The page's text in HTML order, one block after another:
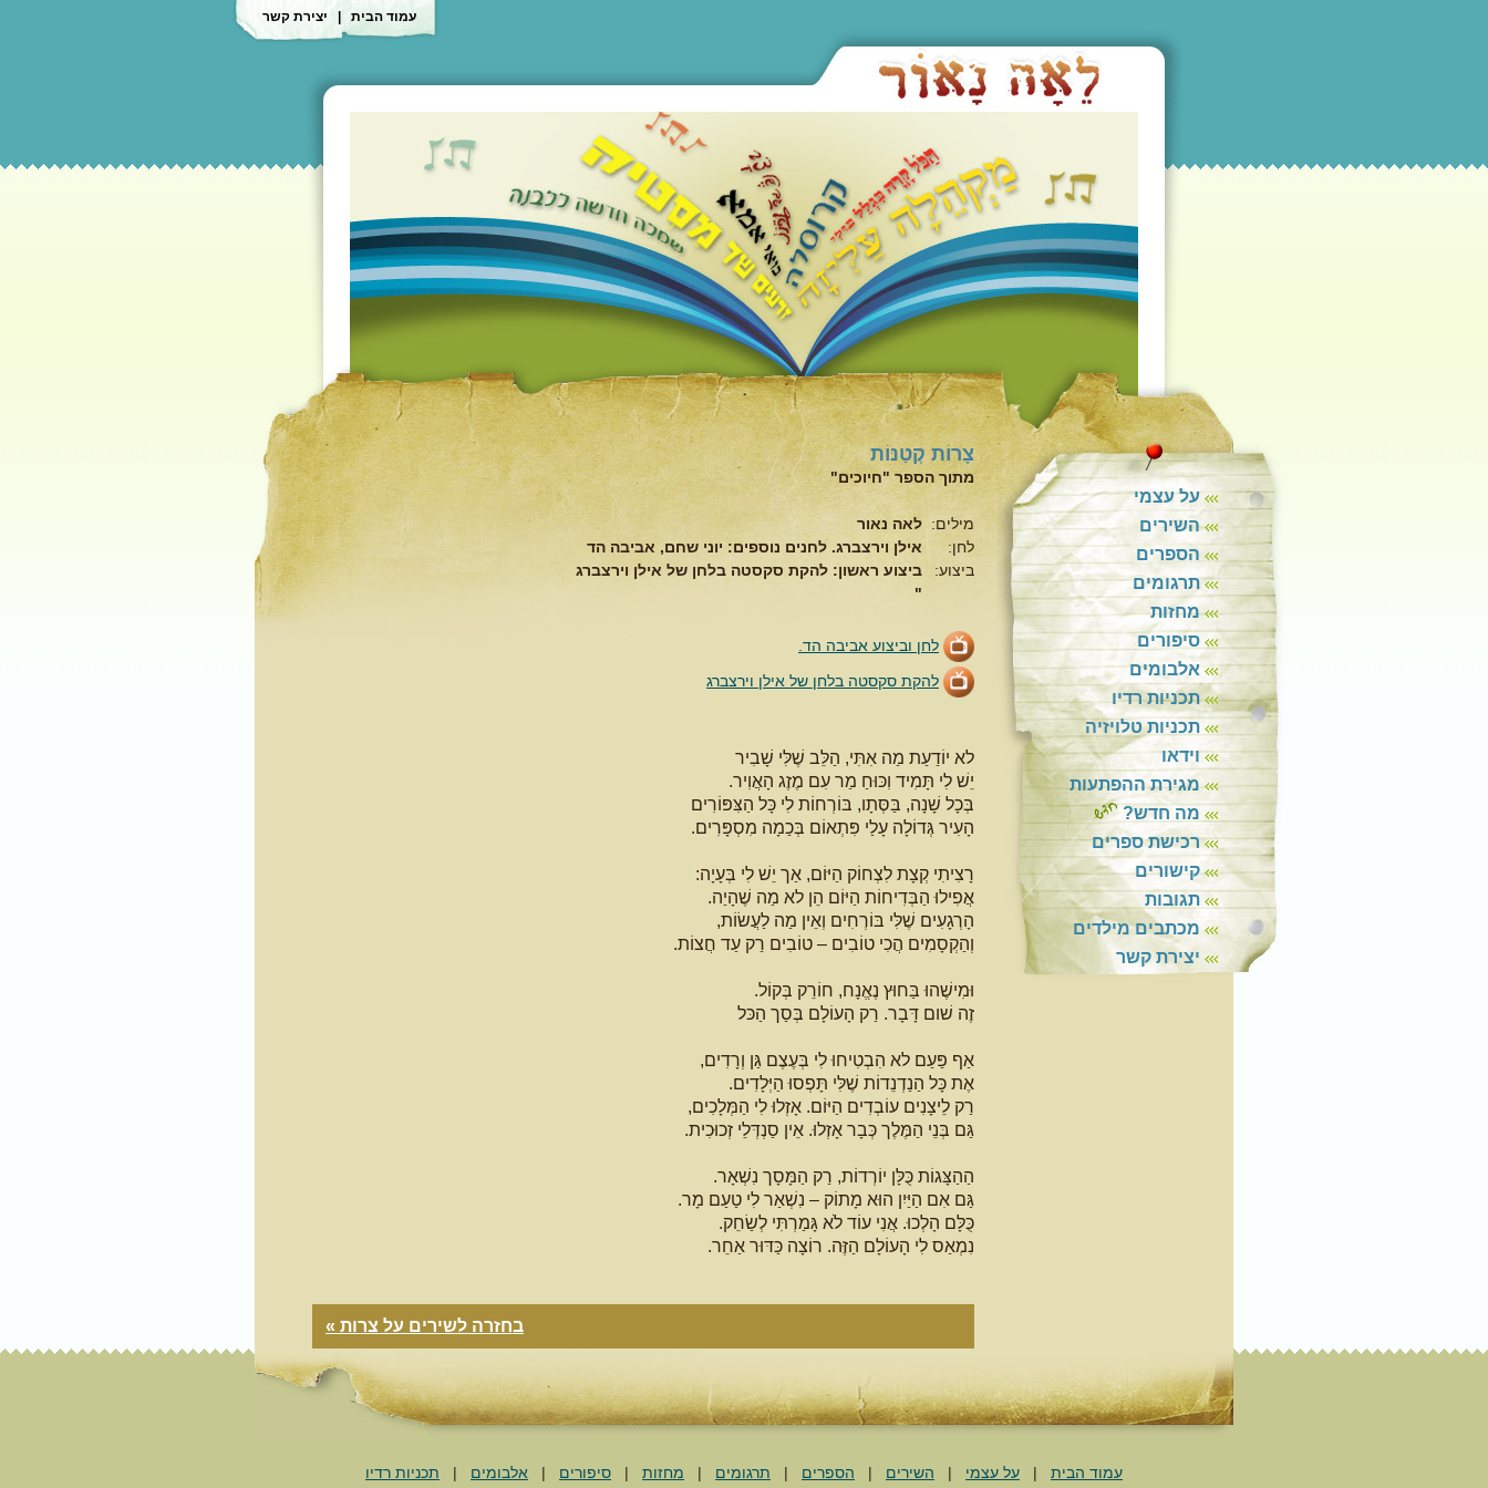
עמוד הבית יצירת קשר
על עצמי
השירים
הספרים
תרגומים
מחזות
סיפורים
אלבומים
תכניות רדיו
תכניות טלויזיה
וידאו
מגירת ההפתעות
מה חדש?
רכישת ספרים
קישורים
תגובות
מכתבים מילדים
יצירת קשר
צָרוֹת קְטַנּוֹת
מתוך הספר "חיוכים"
מילים: לאה נאור
לחן:
אילן וירצברג. לחנים נוספים: יוני שחם, אביבה הד
ביצוע:
ביצוע ראשון: להקת סקסטה בלחן של אילן וירצברג
"
לחן וביצוע אביבה הד.
להקת סקסטה בלחן של אילן וירצברג
לא יוֹדַעַת מַה אִתִּי, הַלֵּב שֶׁלִּי שָׁבִיר
יֵשׁ לִי תָּמִיד וִכּוּחַ מַר עִם מֶזֶג הָאֲוִיר.
בְּכָל שָׁנָה, בַּסְּתָו, בּוֹרְחוֹת לִי כָּל הַצִּפּוֹרִים
הָעִיר גְּדוֹלָה עָלַי פִּתְאוֹם בְּכַמָה מִסְפָּרִים.
רָצִיתִי קְצָת לִצְחוֹק הַיּוֹם, אַך יֵשׁ לִי בְּעָיָה:
אֲפִילוּ הַבְּדִיחוֹת הַיּוֹם הֵן לא מַה שֶׁהָיַה.
הָרְגָעִים שֶׁלִּי בּוֹרְחִים וְאֵין מַה לַעֲשׂוֹת,
וְהַקְסָמִים הֲכִי טוֹבִים – טוֹבִים רַק עַד חֲצוֹת.
וּמִישֶׁהוּ בַּחוּץ נֶאֱנָח, חוֹרֵק בְּקוֹל.
זֶה שׁום דָּבָר. רַק הָעוֹלָם בְּסַך הַכּל
אַף פַּעַם לא הִבְטִיחוּ לִי בְּעֶצֶם גַּן וְרָדִים,
אֶת כָּל הַנַדְנֵדוֹת שֶׁלִּי תָּפְסוּ הַיְּלָדִים.
רַק לֵיצָנִים עוֹבְדִים הַיּוֹם. אָזְלוּ לִי הַמְּלָכִים,
גַּם בְּנֵי הַמֶּלֶך כְּבָר אָזְלוּ. אֵין סַנְדְּלֵי זְכוּכִית.
הַהַצָּגוֹת כֻּלָּן יוֹרְדוֹת, רַק הַמָּסָך נִשְׁאָר.
גַּם אִם הַיַּיִן הוּא מָתוֹק – נִשְׁאַר לִי טַעַם מָר.
כֻּלָּם הָלְכוּ. אֲנִי עוֹד לֹא גָּמַרְתִּי לְשַׂחֵק.
נִמְאַס לִי הָעוֹלָם הַזֶּה. רוֹצָה כַּדּוּר אַחֵר.
בחזרה לשירים על צרות »
עמוד הבית | על עצמי | השירים | הספרים | תרגומים | מחזות | סיפורים | אלבומים | תכניות רדיו